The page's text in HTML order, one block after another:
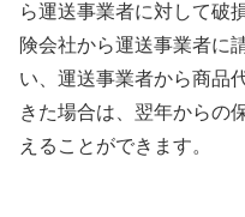
ら運送事業者に対して破
険会社から運送事業者に
い、運送事業者から商品
きた場合は、翌年からの
えることができます。